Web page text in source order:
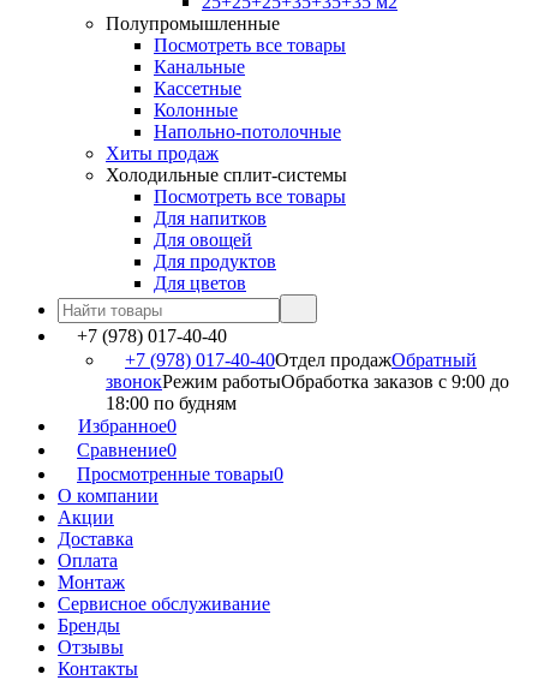
Полупромышленные
Посмотреть все товары
Канальные
Кассетные
Колонные
Напольно-потолочные
Хиты продаж
Холодильные сплит-системы
Посмотреть все товары
Для напитков
Для овощей
Для продуктов
Для цветов
+7 (978) 017-40-40
+7 (978) 017-40-40Отдел продажОбратный
звонокРежим работыОбработка заказов с 9:00 до
18:00 по будням
Избранное0
Сравнение0
Просмотренные товары0
О компании
Акции
Доставка
Оплата
Монтаж
Сервисное обслуживание
Бренды
Отзывы
Контакты